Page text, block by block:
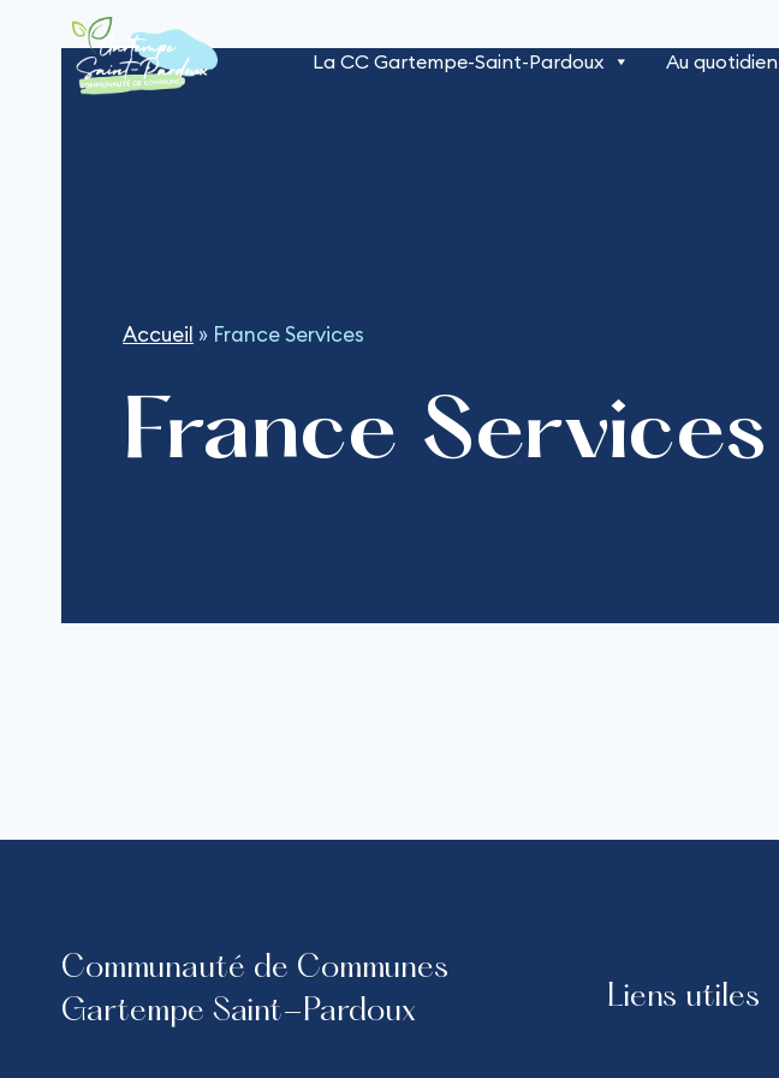
contenu
La CC Gartempe-Saint-Pardoux Au quotidien
Accueil » France Services
France Services
Communauté de Communes
Gartempe Saint-Pardoux
Liens utiles